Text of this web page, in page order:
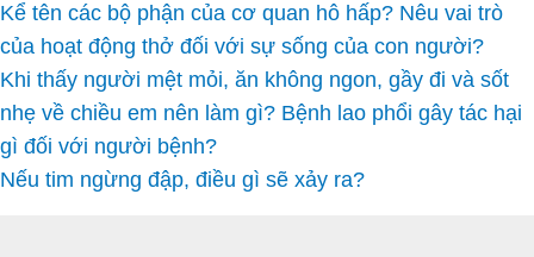
Kể tên các bộ phận của cơ quan hô hấp? Nêu vai trò
của hoạt động thở đối với sự sống của con người?
Khi thấy người mệt mỏi, ăn không ngon, gầy đi và sốt
nhẹ về chiều em nên làm gì? Bệnh lao phổi gây tác hại
gì đối với người bệnh?
Nếu tim ngừng đập, điều gì sẽ xảy ra?